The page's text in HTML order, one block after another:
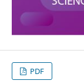
PDF